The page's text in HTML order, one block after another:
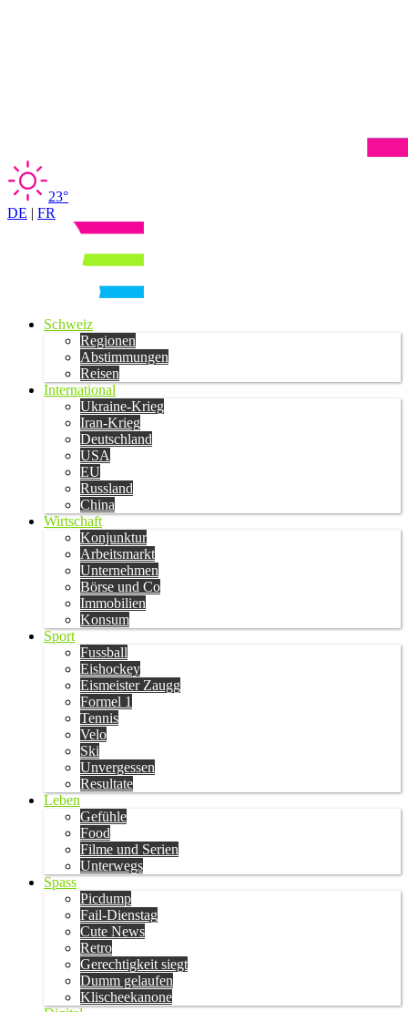
23°
DE | FR
Schweiz
Regionen
Abstimmungen
Reisen
International
Ukraine-Krieg
Iran-Krieg
Deutschland
USA
EU
Russland
China
Wirtschaft
Konjunktur
Arbeitsmarkt
Unternehmen
Börse und Co
Immobilien
Konsum
Sport
Fussball
Eishockey
Eismeister Zaugg
Formel 1
Tennis
Velo
Ski
Unvergessen
Resultate
Leben
Gefühle
Food
Filme und Serien
Unterwegs
Spass
Picdump
Fail-Dienstag
Cute News
Retro
Gerechtigkeit siegt
Dumm gelaufen
Klischeekanone